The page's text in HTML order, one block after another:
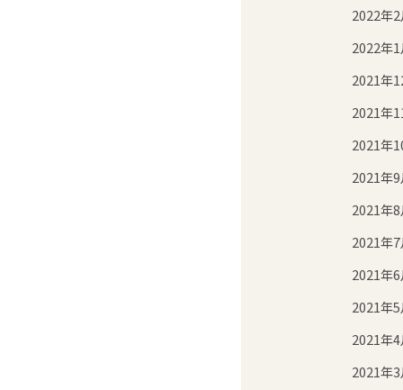
2022年
2022年
2021年
2021年
2021年
2021年
2021年
2021年
2021年
2021年
2021年
2021年